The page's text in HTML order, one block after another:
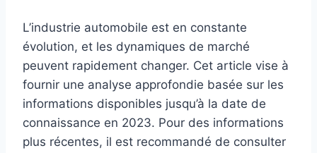
L’industrie automobile est en constante
évolution, et les dynamiques de marché
peuvent rapidement changer. Cet article vise à
fournir une analyse approfondie basée sur les
informations disponibles jusqu’à la date de
connaissance en 2023. Pour des informations
plus récentes, il est recommandé de consulter